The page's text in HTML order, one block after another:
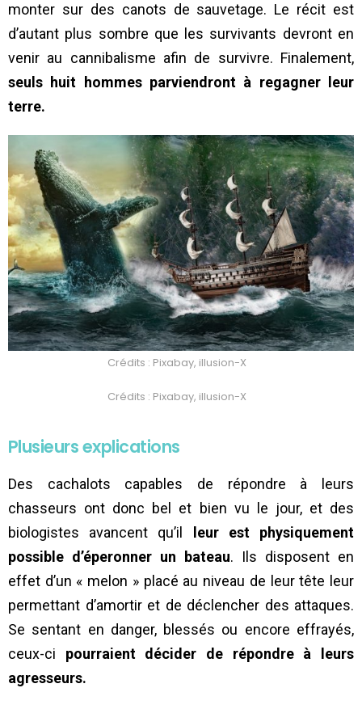
monter sur des canots de sauvetage. Le récit est
d’autant plus sombre que les survivants devront en
venir au cannibalisme afin de survivre. Finalement,
seuls huit hommes parviendront à regagner leur
terre.
Crédits : Pixabay, illusion-X
Crédits : Pixabay, illusion-X
Plusieurs explications
Des cachalots capables de répondre à leurs
chasseurs ont donc bel et bien vu le jour, et des
biologistes avancent qu’il
leur est physiquement
possible d’éperonner un bateau. Ils disposent en
effet d’un « melon » placé au niveau de leur tête leur
permettant d’amortir et de déclencher des attaques.
Se sentant en danger, blessés ou encore effrayés,
ceux-ci pourraient décider de répondre à leurs
agresseurs.